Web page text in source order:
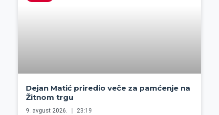
Dejan Matić priredio veče za pamćenje na
Žitnom trgu
9. avgust 2026. 23:19